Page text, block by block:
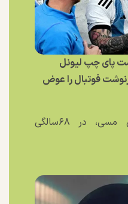
پای چپ لیونل
فوتبال را عوض
خورخه مسی، پدر لیونل مسی، در ۶۸سالگی